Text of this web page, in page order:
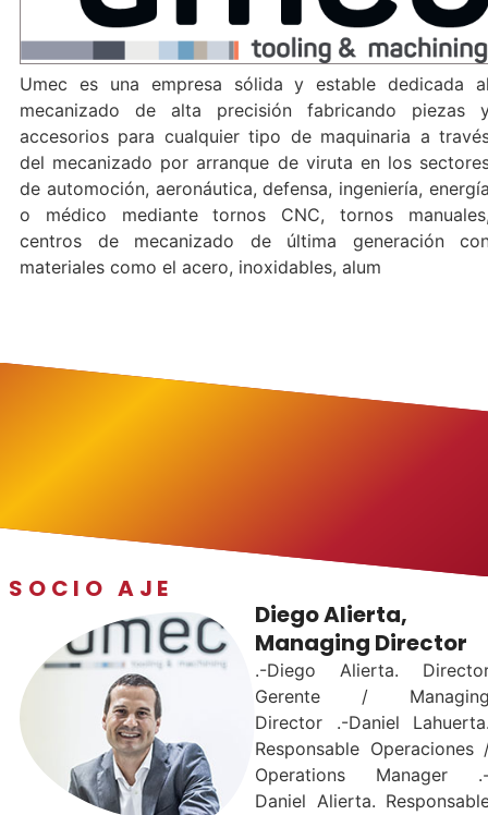
Umec es una empresa sólida y estable dedicada
mecanizado de alta precisión fabricando piezas
accesorios para cualquier tipo de maquinaria a
del mecanizado por arranque de viruta en los
de automoción, aeronáutica, defensa, ingeniería,
o médico mediante tornos CNC, tornos
centros de mecanizado de última generación
materiales como el acero, inoxidables, alum
SOCIO AJE
Diego Alierta,
Managing Director
.-Diego Alierta.
Gerente /
Director .-Daniel
Responsable Operaciones
Operations Manager
Daniel Alierta.